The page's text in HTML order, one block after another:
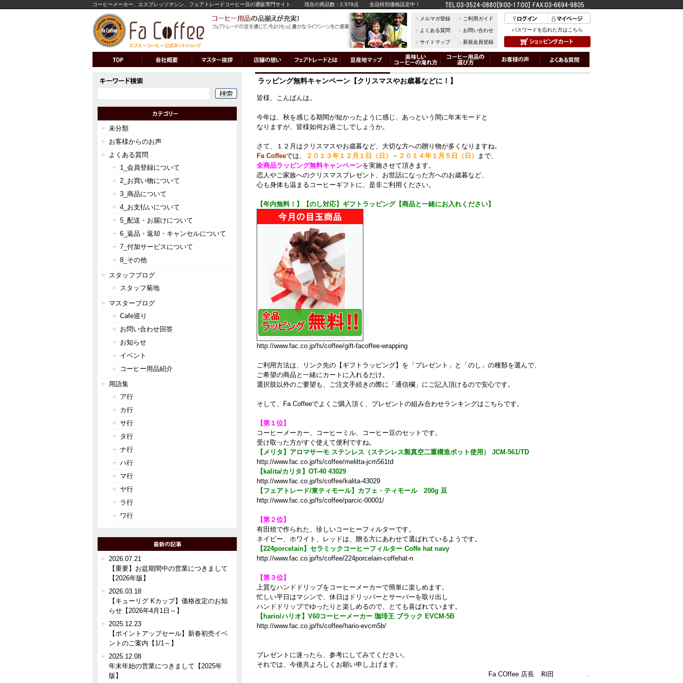
コーヒーメーカー、エスプレッソマシン、フェアトレードコーヒー豆の通販専門サイト 現在の商品数：2,579点 全品特別価格設定中！
メルマガ登録 ご利用ガイド
よくある質問 お問い合わせ
サイトマップ 新規会員登録
パスワードを忘れた方はこちら
ラッピング無料キャンペーン【クリスマスやお歳暮などに！】
皆様、こんばんは。
今年は、秋を感じる期間が短かったように感じ、あっという間に年末モードと
なりますが、皆様如何お過ごしでしょうか。
さて、１２月はクリスマスやお歳暮など、大切な方への贈り物が多くなりますね。
Fa Coffeeでは、 ２０１３年１２月１日（日）～２０１４年１月５日（日）
まで、
全商品ラッピング無料キャンペーンを実施させて頂きます。
恋人やご家族へのクリスマスプレゼント、お世話になった方へのお歳暮など、
心も身体も温まるコーヒーギフトに、是非ご利用ください。
【年内無料！】【のし対応】ギフトラッピング【商品と一緒にお入れください】
http://www.fac.co.jp/fs/coffee/gift-facoffee-wrapping
ご利用方法は、リンク先の【ギフトラッピング】を「プレゼント」と「のし」の種類を選んで、
ご希望の商品と一緒にカートに入れるだけ。
選択肢以外のご要望も、ご注文手続きの際に「通信欄」にご記入頂けるので安心です。
そして、Fa Coffeeでよくご購入頂く、プレゼントの組み合わせランキングはこちらです。
【第１位】
コーヒーメーカー、コーヒーミル、コーヒー豆のセットです。
受け取った方がすぐ使えて便利ですね。
【メリタ】アロマサーモ ステンレス（ステンレス製真空二重構造ポット使用） JCM-561/TD
http://www.fac.co.jp/fs/coffee/melitta-jcm561td
【kalita/カリタ】OT-40 43029
http://www.fac.co.jp/fs/coffee/kalita-43029
【フェアトレード/東ティモール】カフェ・ティモール 200g 豆
http://www.fac.co.jp/fs/coffee/parcic-00001/
【第２位】
有田焼で作られた、珍しいコーヒーフィルターです。
ネイビー、ホワイト、レッドは、贈る方にあわせて選ばれているようです。
【224porcelain】セラミックコーヒーフィルター Coffe hat navy
http://www.fac.co.jp/fs/coffee/224porcelain-coffehat-n
【第３位】
上質なハンドドリップをコーヒーメーカーで簡単に楽しめます。
忙しい平日はマシンで、休日はドリッパーとサーバーを取り出し
ハンドドリップでゆったりと楽しめるので、とても喜ばれています。
【hario/ハリオ】V60コーヒーメーカー 珈琲王 ブラック EVCM-5B
http://www.fac.co.jp/fs/coffee/hario-evcm5b/
プレゼントに迷ったら、参考にしてみてください。
それでは、今後共よろしくお願い申し上げます。
Fa COffee 店長 和田 .
未分類
お客様からのお声
よくある質問
1_会員登録について
2_お買い物について
3_商品について
4_お支払いについて
5_配送・お届けについて
6_返品・返却・キャンセルについて
7_付加サービスについて
8_その他
スタッフブログ
スタッフ菊地
マスターブログ
Cafe巡り
お問い合わせ回答
お知らせ
イベント
コーヒー用品紹介
用語集
ア行
カ行
サ行
タ行
ナ行
ハ行
マ行
ヤ行
ラ行
ワ行
2026.07.21
【重要】お盆期間中の営業につきまして
【2026年版】
2026.03.18
【キューリグ Kカップ】価格改定のお知
らせ【2026年4月1日～】
2025.12.23
【ポイントアップセール】新春初売イベ
ントのご案内【1/1～】
2025.12.08
年末年始の営業につきまして【2025年
版】